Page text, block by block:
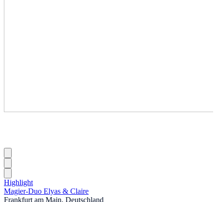
Highlight
Magier-Duo Elyas & Claire
Frankfurt am Main, Deutschland